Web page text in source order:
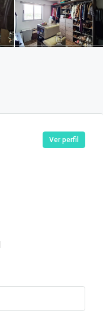
Ver perfil